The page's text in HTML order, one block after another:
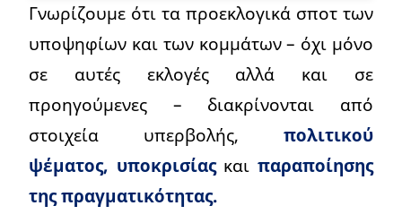
Γνωρίζουμε ότι τα προεκλογικά σποτ των
υποψηφίων και των κομμάτων – όχι μόνο
σε αυτές εκλογές αλλά και σε
προηγούμενες – διακρίνονται από
στοιχεία υπερβολής, πολιτικού
ψέματος, υποκρισίας καιπαραποίησης
της πραγματικότητας.